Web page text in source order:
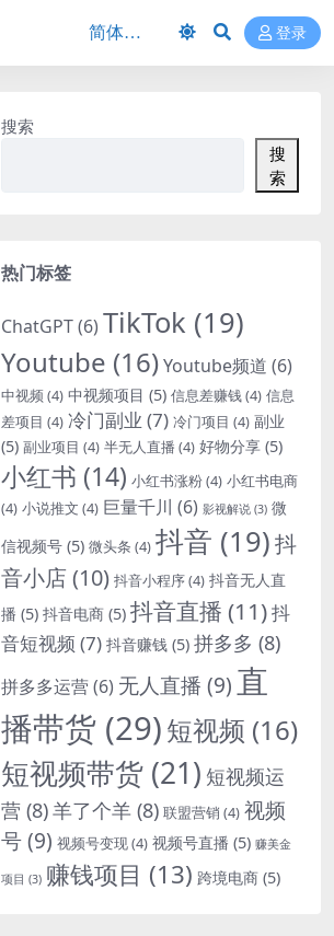
登录
搜索
搜
索
热门标签
ChatGPT(6) TikTok (19)
Youtube (16)Youtube频道 (6)
中视频(4) 中视频项目 (5) 信息差赚钱(4) 信息
差项目 (4) 冷门副业 (7) 冷门项目 (4) 副业
(5) 副业项目 (4) 半无人直播 (4) 好物分享 (5)
小红书 (14) 小红书涨粉(4) 小红书电商
(4) 小说推文 (4) 巨量千川 (6) 影视解说 (3) 微
信视频号 (5) 微头条 (4) 抖音 (19)抖
音小店(10) 抖音小程序(4) 抖音无人直
播 (5) 抖音电商 (5) 抖音直播 (11)抖
音短视频 (7) 抖音赚钱 (5) 拼多多 (8)
拼多多运营(6) 无人直播 (9)直
播带货 (29)短视频 (16)
短视频带货 (21) 短视频运
营 (8)羊了个羊 (8) 联盟营销 (4) 视频
号(9) 视频号变现(4) 视频号直播 (5) 赚美金
项目 (3) 赚钱项目 (13) 跨境电商 (5)